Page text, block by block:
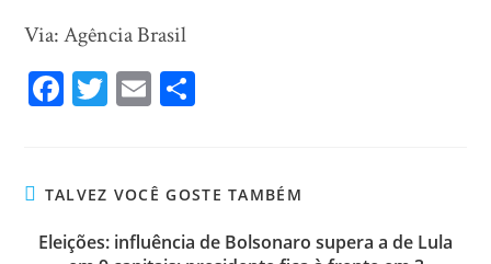
Via: Agência Brasil
Fa
ok
T
er
E
TALVEZ VOCÊ GOSTE TAMBÉM
Eleições: influência de Bolsonaro supera a de Lula